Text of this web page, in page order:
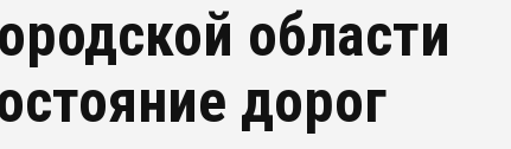
области
дорог